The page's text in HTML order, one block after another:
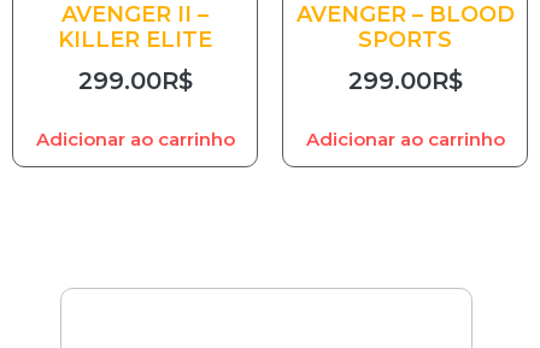
AVENGER II –
KILLER ELITE
299.00R$
Adicionar ao carrinho
AVENGER – BLOOD
SPORTS
299.00R$
Adicionar ao carrinho